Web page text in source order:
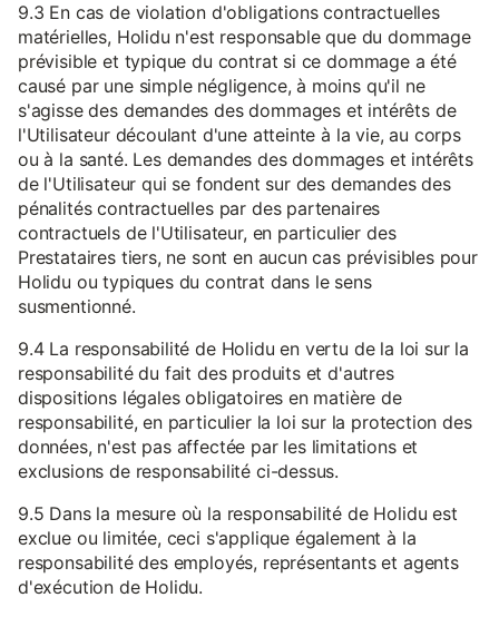
9.3 En cas de violation d'obligations contractuelles
matérielles, Holidu n'est responsable que du dommage
prévisible et typique du contrat si ce dommage a été
causé par une simple négligence, à moins qu'il ne
s'agisse des demandes des dommages et intérêts de
l'Utilisateur découlant d'une atteinte à la vie, au corps
ou à la santé. Les demandes des dommages et intérêts
de l'Utilisateur qui se fondent sur des demandes des
pénalités contractuelles par des partenaires
contractuels de l'Utilisateur, en particulier des
Prestataires tiers, ne sont en aucun cas prévisibles pour
Holidu ou typiques du contrat dans le sens
susmentionné.
9.4 La responsabilité de Holidu en vertu de la loi sur la
responsabilité du fait des produits et d'autres
dispositions légales obligatoires en matière de
responsabilité, en particulier la loi sur la protection des
données, n'est pas affectée par les limitations et
exclusions de responsabilité ci-dessus.
9.5 Dans la mesure où la responsabilité de Holidu est
exclue ou limitée, ceci s'applique également à la
responsabilité des employés, représentants et agents
d'exécution de Holidu.